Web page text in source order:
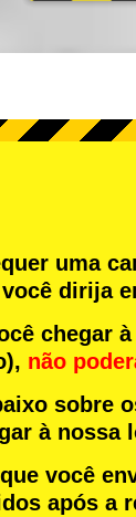
uma
dirija
chegar à
não
sobre
à nossa
você
após a